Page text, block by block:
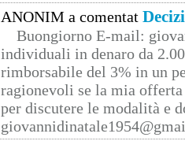
ANONIM a comentat
Buongiorno E-mail:
individuali in denaro da
rimborsabile del 3% in un
ragionevoli se la mia
per discutere le modalità e